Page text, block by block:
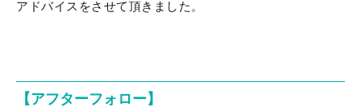
アドバイスをさせて頂きました。
【アフターフォロー】